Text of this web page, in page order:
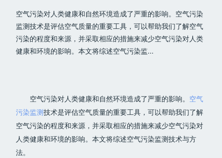
空气污染对人类健康和自然环境造成了严重的影响。空气污染
监测技术是评估空气质量的重要工具，可以帮助我们了解空气
污染的程度和来源，并采取相应的措施来减少空气污染对人类
健康和环境的影响。本文将综述空气污染监...
空气污染对人类健康和自然环境造成了严重的影响。 空气
污染监测技术是评估空气质量的重要工具，可以帮助我们了解
空气污染的程度和来源，并采取相应的措施来减少空气污染对
人类健康和环境的影响。本文将综述空气污染监测技术与方
法。